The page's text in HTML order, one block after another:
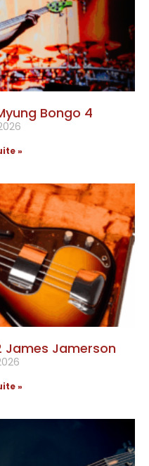
Bongo 4
»
James Jamerson
»